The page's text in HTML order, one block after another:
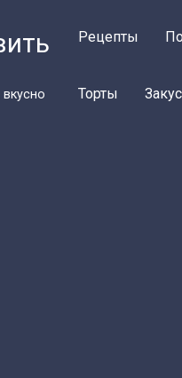
Рецепты
Торты